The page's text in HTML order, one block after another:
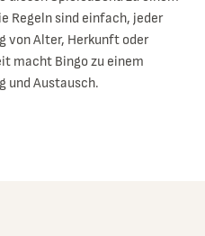
Regeln sind einfach, jeder
von Alter, Herkunft oder
macht Bingo zu einem
und Austausch.